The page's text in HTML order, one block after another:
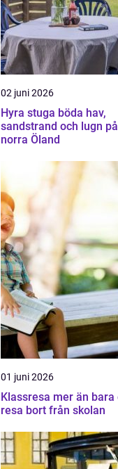
02 juni 2026
Hyra stuga böda hav,
sandstrand och lugn på
norra Öland
01 juni 2026
Klassresa mer än bara en
resa bort från skolan